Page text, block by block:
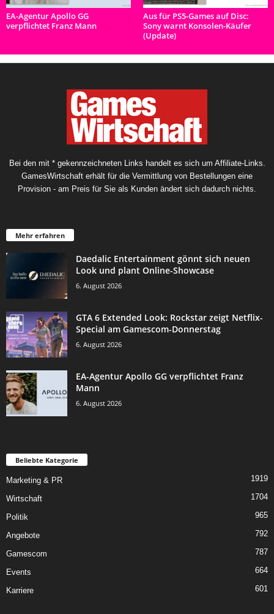
EA-Agentur Apollo GG
verpflichtet Franz Mann
Aus für PS5-Games auf Disc:
Sony warnt Konsolen-Käufer
(Update)
Bei den mit * gekennzeichneten Links handelt es sich um Affiliate-Links.
GamesWirtschaft erhält für die Vermittlung von Bestellungen eine
Provision - am Preis für Sie als Kunden ändert sich dadurch nichts.
Mehr erfahren
Daedalic Entertainment gönnt sich neuen
Look und plant Online-Showcase
6. August 2026
GTA 6 Extended Look: Rockstar zeigt Netflix-
Special am Gamescom-Donnerstag
6. August 2026
EA-Agentur Apollo GG verpflichtet Franz
Mann
6. August 2026
Beliebte Kategorie
Marketing & PR 1919
Wirtschaft 1704
Politik 965
Angebote 792
Gamescom 787
Events 664
Karriere 601